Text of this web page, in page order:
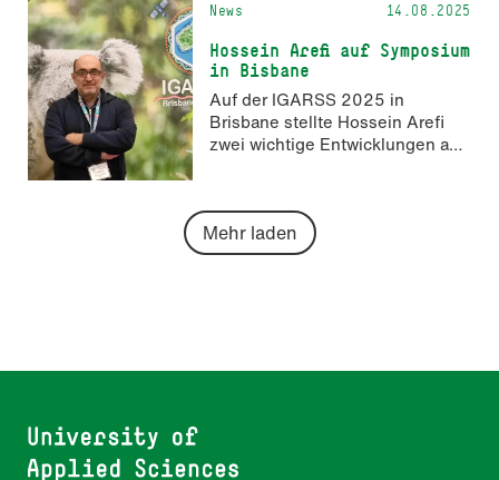
News 14.08.2025
Hossein Arefi auf Symposium
in Bisbane
Auf der IGARSS 2025 in
Brisbane stellte Hossein Arefi
zwei wichtige Entwicklungen aus
Mehr laden